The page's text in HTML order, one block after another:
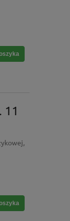
11